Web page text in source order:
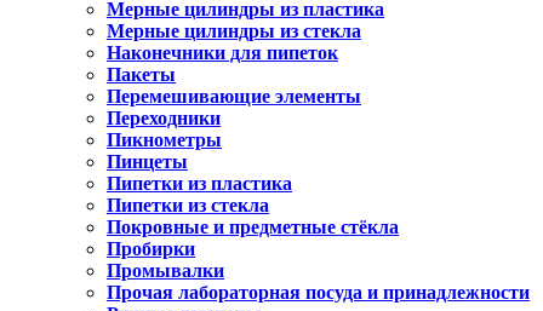
Мерные цилиндры из пластика
Мерные цилиндры из стекла
Наконечники для пипеток
Пакеты
Перемешивающие элементы
Переходники
Пикнометры
Пинцеты
Пипетки из пластика
Пипетки из стекла
Покровные и предметные стёкла
Пробирки
Промывалки
Прочая лабораторная посуда и принадлежности